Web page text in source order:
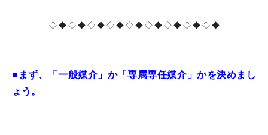
◇ ◆ ◇ ◆ ◇ ◆ ◇ ◆ ◇ ◆ ◇ ◆ ◇ ◆ ◇ ◆ ◇ ◆
■まず、「一般媒介」か「専属専任媒介」かを決めまし
ょう。